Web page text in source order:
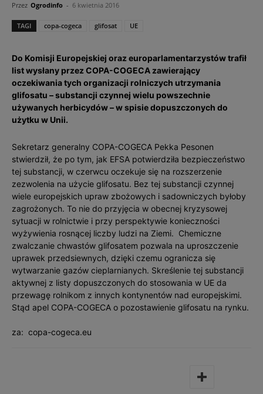
Przez Ogrodinfo - 6 kwietnia 2016
TAGI copa-cogeca glifosat UE
Do Komisji Europejskiej oraz europarlamentarzystów trafił
list wysłany przez COPA-COGECA zawierający
oczekiwania tych organizacji rolniczych utrzymania
glifosatu – substancji czynnej wielu powszechnie
używanych herbicydów – w spisie dopuszczonych do
użytku w Unii.
Sekretarz generalny COPA-COGECA Pekka Pesonen
stwierdził, że po tym, jak EFSA potwierdziła bezpieczeństwo
tej substancji, w czerwcu oczekuje się na rozszerzenie
zezwolenia na użycie glifosatu. Bez tej substancji czynnej
wiele europejskich upraw zbożowych i sadowniczych byłoby
zagrożonych. To nie do przyjęcia w obecnej kryzysowej
sytuacji w rolnictwie i przy perspektywie konieczności
wyżywienia rosnącej liczby ludzi na Ziemi. Chemiczne
zwalczanie chwastów glifosatem pozwala na uproszczenie
uprawek przedsiewnych, dzięki czemu ogranicza się
wytwarzanie gazów cieplarnianych. Skreślenie tej substancji
aktywnej z listy dopuszczonych do stosowania w UE da
przewagę rolnikom z innych kontynentów nad europejskimi.
Stąd apel COPA-COGECA o pozostawienie glifosatu na rynku.
za: copa-cogeca.eu